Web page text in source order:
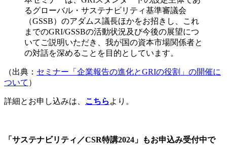
るグローバル・サステナビリティ基準審議会
（GSSB）のアダムス議長ほかをお招きし、これ
までのGRI/GSSBの活動状況及び今後の展望につ
いてご説明いただき、我が国の資本市場関係者と
の対話を深めることを目的としています。
（出典： セミナー「企業報告の進化とGRIの役割」の開催に
ついて ）
詳細とお申し込みは、 こちら より。
「サステナビリティ／CSR特講2024」もお申込み受付中で